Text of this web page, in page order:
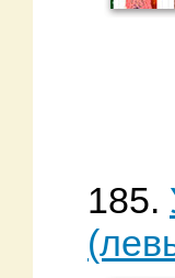
185.